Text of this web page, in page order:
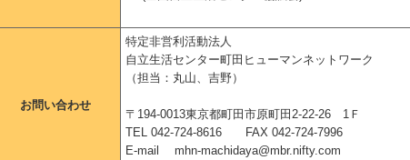
お問い合わせ
特定非営利活動法人
自立生活センター町田ヒューマンネットワーク
（担当：丸山、吉野）
〒194-0013東京都町田市原町田2-22-26 1Ｆ
TEL 042-724-8616 FAX 042-724-7996
E-mail mhn-machidaya@mbr.nifty.com